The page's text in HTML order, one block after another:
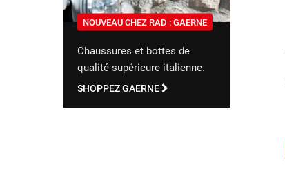
NOUVEAU CHEZ RAD : GAERNE
Chaussures et bottes de
qualité supérieure italienne.
SHOPPEZ GAERNE